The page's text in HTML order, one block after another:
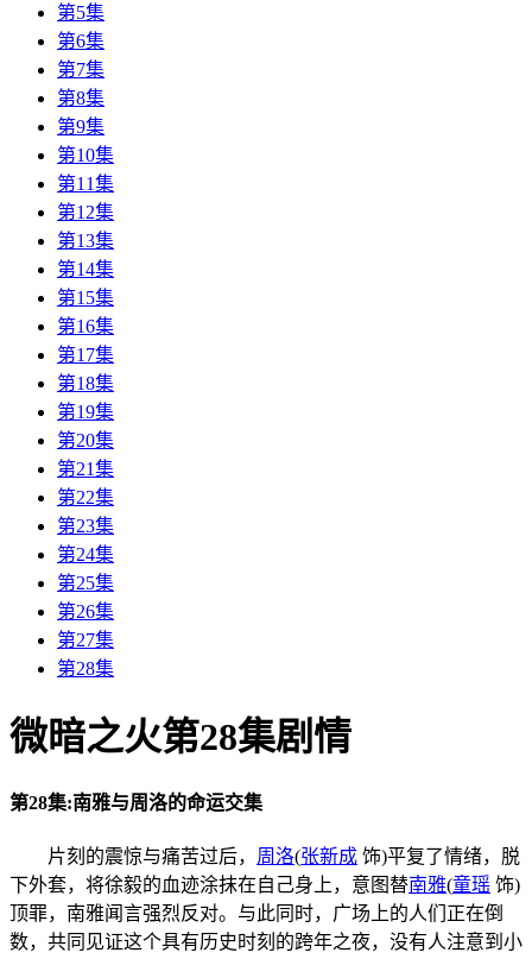
第5集
第6集
第7集
第8集
第9集
第10集
第11集
第12集
第13集
第14集
第15集
第16集
第17集
第18集
第19集
第20集
第21集
第22集
第23集
第24集
第25集
第26集
第27集
第28集
微暗之火第28集剧情
第28集:南雅与周洛的命运交集
片刻的震惊与痛苦过后， 周洛(张新成 饰)平复了情绪，脱
下外套，将徐毅的血迹涂抹在自己身上，意图替南雅(童瑶 饰)
顶罪，南雅闻言强烈反对。与此同时，广场上的人们正在倒
数，共同见证这个具有历史时刻的跨年之夜，没有人注意到小